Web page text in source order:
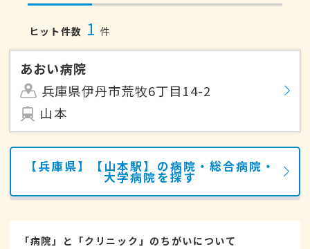
ヒット件数 1 件
あおい病院
兵庫県伊丹市荒牧6丁目14-2
山本
【兵庫県】【山本駅】の病院・総合病院・
大学病院を探す
「病院」と「クリニック」のちがいについて